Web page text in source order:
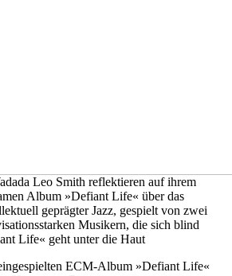
Leo Smith reflektieren auf ihrem
Album »Defiant Life« über das
geprägter Jazz, gespielt von zwei
Musikern, die sich blind
Life« geht unter die Haut
ECM-Album »Defiant Life«